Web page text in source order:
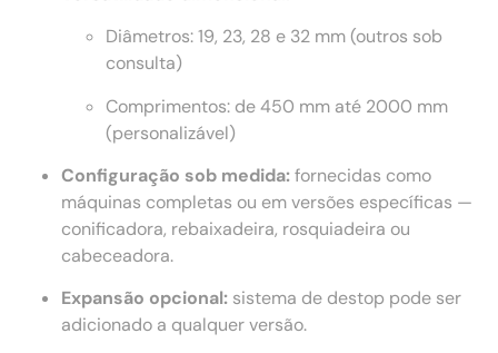
Diâmetros: 19, 23, 28 e 32 mm (outros sob
consulta)
Comprimentos: de 450 mm até 2000 mm
(personalizável)
Configuração sob medida:fornecidas como
máquinas completas ou em versões específicas —
conificadora, rebaixadeira, rosquiadeira ou
cabeceadora.
Expansão opcional: sistema de destop pode ser
adicionado a qualquer versão.